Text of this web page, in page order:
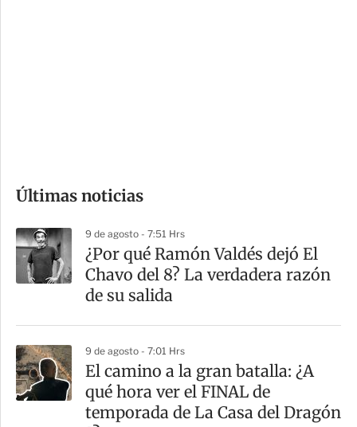
m
a
t
Últimas noticias
9 de agosto - 7:51 Hrs
¿Por qué Ramón Valdés dejó El
Chavo del 8? La verdadera razón
de su salida
9 de agosto - 7:01 Hrs
El camino a la gran batalla: ¿A
qué hora ver el FINAL de
temporada de La Casa del Dragón